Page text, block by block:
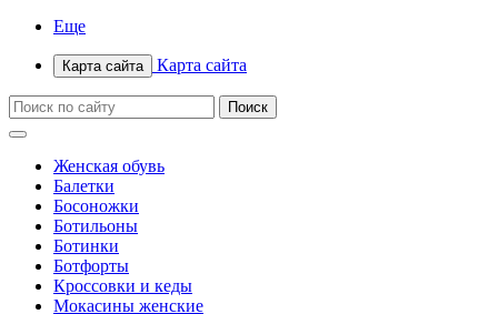
Еще
Карта сайта Карта сайта
Женская обувь
Балетки
Босоножки
Ботильоны
Ботинки
Ботфорты
Кроссовки и кеды
Мокасины женские